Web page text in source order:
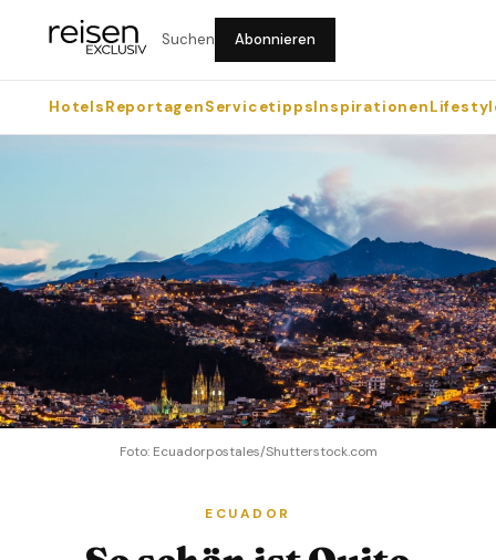
Suchen Abonnieren
HotelsReportagenServicetippsInspirationen
Foto: Ecuadorpostales/Shutterstock.com
ECUADOR